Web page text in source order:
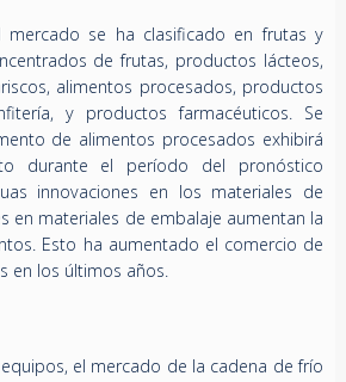
mercado se ha clasificado en frutas y
de frutas, productos lácteos,
alimentos procesados, productos
y productos farmacéuticos. Se
de alimentos procesados ​​exhibirá
durante el período del pronóstico
innovaciones en los materiales de
en materiales de embalaje aumentan la
Esto ha aumentado el comercio de
​​en los últimos años.
el mercado de la cadena de frío